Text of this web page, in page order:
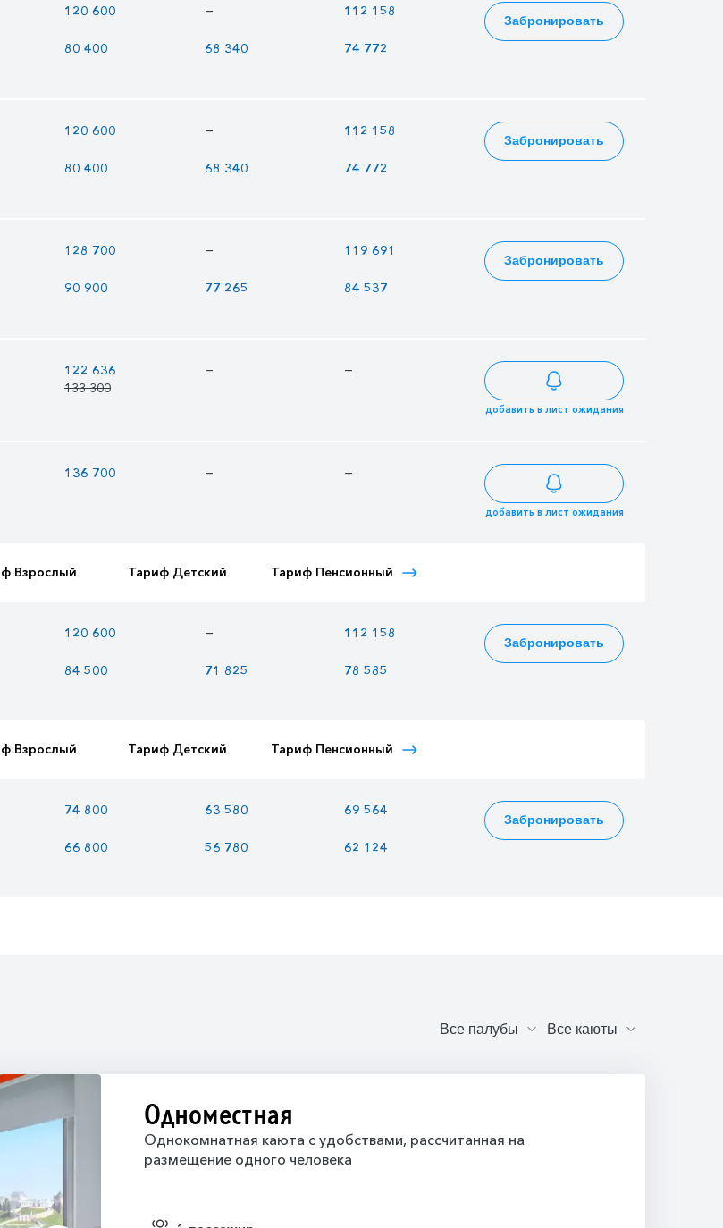
120 600 — 112 158 108 540
80 400 68 340 74 772
Забронировать
120 600 — 112 158 108 540
80 400 68 340 74 772
Забронировать
128 700 — 119 691 115 830
90 900 77 265 84 537
Забронировать
122 636
133 300
— — —
добавить в лист ожидания
136 700 — — —
добавить в лист ожидания
Взрослый Тариф Детский Тариф Пенсионный
120 600 — 112 158 108 540
84 500 71 825 78 585
Забронировать
Взрослый Тариф Детский Тариф Пенсионный
74 800 63 580 69 564 67 320
66 800 56 780 62 124
Забронировать
Одноместная
Однокомнатная каюта с удобствами, рассчитанная на
размещение одного человека